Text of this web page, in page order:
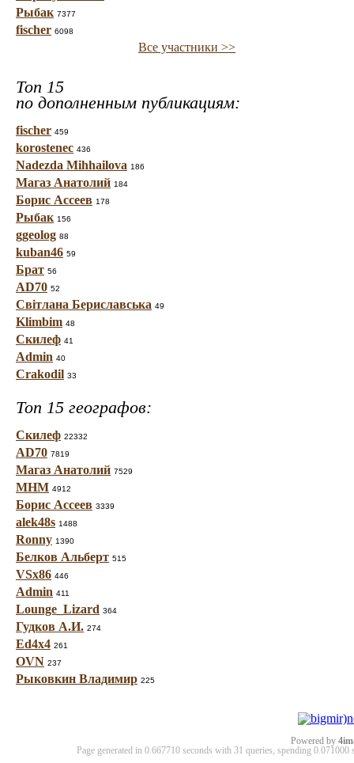
Рыбак 7377
fischer 6098
Все участники >>
Топ 15
по дополненным публикациям:
fischer 459
korostenec 436
Nadezda Mihhailova 186
Магаз Анатолий 184
Борис Ассеев 178
Рыбак 156
ggeolog 88
kuban46 59
Брат 56
AD70 52
Світлана Бериславська 49
Klimbim 48
Скилеф 41
Admin 40
Crakodil 33
Топ 15 географов:
Скилеф 22332
AD70 7819
Магаз Анатолий 7529
МНМ 4912
Борис Ассеев 3339
alek48s 1488
Ronny 1390
Белков Альберт 515
VSx86 446
Admin 411
Lounge_Lizard 364
Гудков А.И. 274
Ed4x4 261
OVN 237
Рыковкин Владимир 225
Powered by
Page generated in 0.667710 seconds with 31 queries, spending